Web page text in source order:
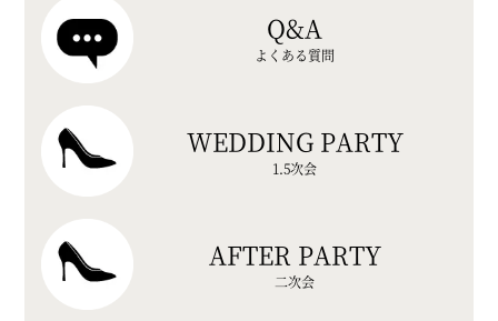
Q&A
よくある質問
WEDDING PARTY
1.5次会
AFTER PARTY
二次会